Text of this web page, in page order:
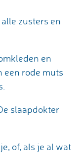
zusters en
en
een rode muts
slaapdokter
of, als je al wat